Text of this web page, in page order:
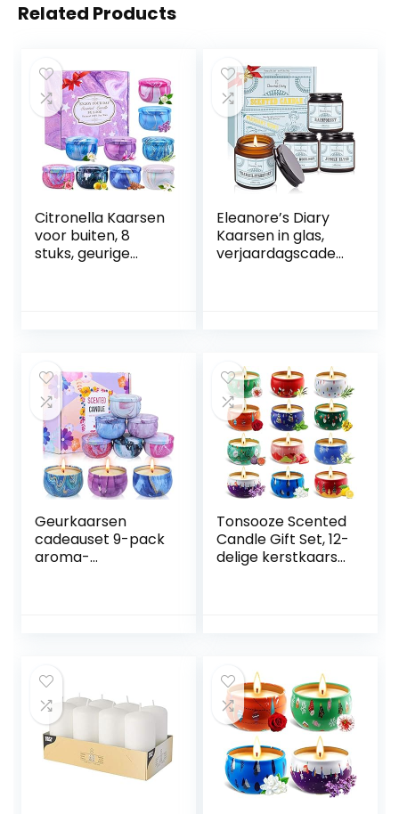
Related Products
Citronella Kaarsen
voor buiten, 8
stuks, geurige
citroella-kaars
voor tuin, camping,
barbecue en
vakantie,
zomercadeau
Eleanore’s Diary
Kaarsen in glas,
verjaardagscadea
verjaardag,
moederdagcadea
u voor vrouwen
Geurkaarsen
cadeauset 9-pack
aroma-
Kerstmis
verjaardag
stressverminderin
g ontspanning
Tonsooze Scented
Candle Gift Set, 12-
delige kerstkaars
Kerstmis,
verjaardag,
Valentijnsdag, bad,
yoga